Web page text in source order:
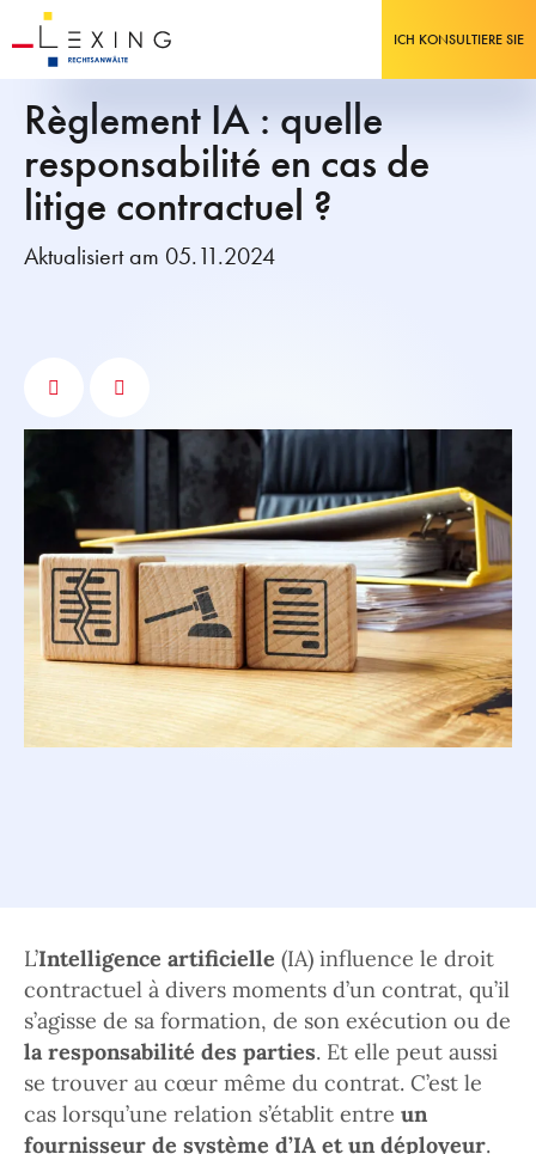
ICH KONSULTIERE SIE
Règlement IA : quelle
responsabilité en cas de
litige contractuel ?
Aktualisiert am 05.11.2024
L’Intelligence artificielle (IA) influence le droit
contractuel à divers moments d’un contrat, qu’il
s’agisse de sa formation, de son exécution ou de
la responsabilité des parties. Et elle peut aussi
se trouver au cœur même du contrat. C’est le
cas lorsqu’une relation s’établit entre un
fournisseur de système d’IA et un déployeur.